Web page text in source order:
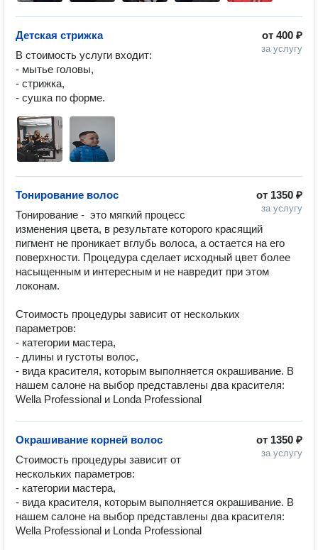
от 400 ₽
за услугу
Детская стрижка
В стоимость услуги входит:
- мытье головы,
- стрижка,
- сушка по форме.
от 1350 ₽
за услугу
Тонирование волос
Тонирование -  это мягкий процесс
изменения цвета, в результате которого красящий
пигмент не проникает вглубь волоса, а остается на его
поверхности. Процедура сделает исходный цвет более
насыщенным и интересным и не навредит при этом
локонам.
Стоимость процедуры зависит от нескольких
параметров:
- категории мастера,
- длины и густоты волос,
- вида красителя, которым выполняется окрашивание. В
нашем салоне на выбор представлены два красителя:
Wella Professional и Londa Professional
от 1350 ₽
за услугу
Окрашивание корней волос
Стоимость процедуры зависит от
нескольких параметров:
- категории мастера,
- вида красителя, которым выполняется окрашивание. В
нашем салоне на выбор представлены два красителя:
Wella Professional и Londa Professional